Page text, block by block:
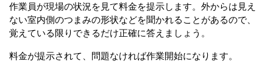
作業員が現場の状況を見て料金を提示します。外からは見え
ない室内側のつまみの形状などを聞かれることがあるので、
覚えている限りできるだけ正確に答えましょう。
料金が提示されて、問題なければ作業開始になります。